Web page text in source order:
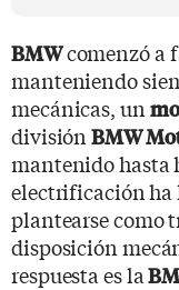
BMWcomenzó a
manteniendo
mecánicas, un
divisiónBMW
mantenido hasta
electrificación ha
plantearse como
disposición
respuesta es la